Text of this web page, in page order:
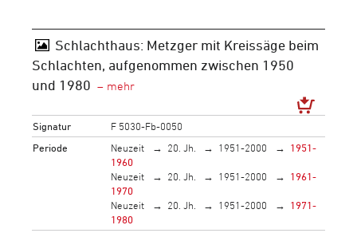
Schlachthaus: Metzger mit Kreissäge beim
Schlachten, aufgenommen zwischen 1950
und 1980
Signatur
F 5030-Fb-0050
Periode
Neuzeit 20. Jh. 1951-2000
1951-
1960
Neuzeit
20. Jh. 1951-2000
1961-
1970
Neuzeit
20. Jh. 1951-2000
1971-
1980